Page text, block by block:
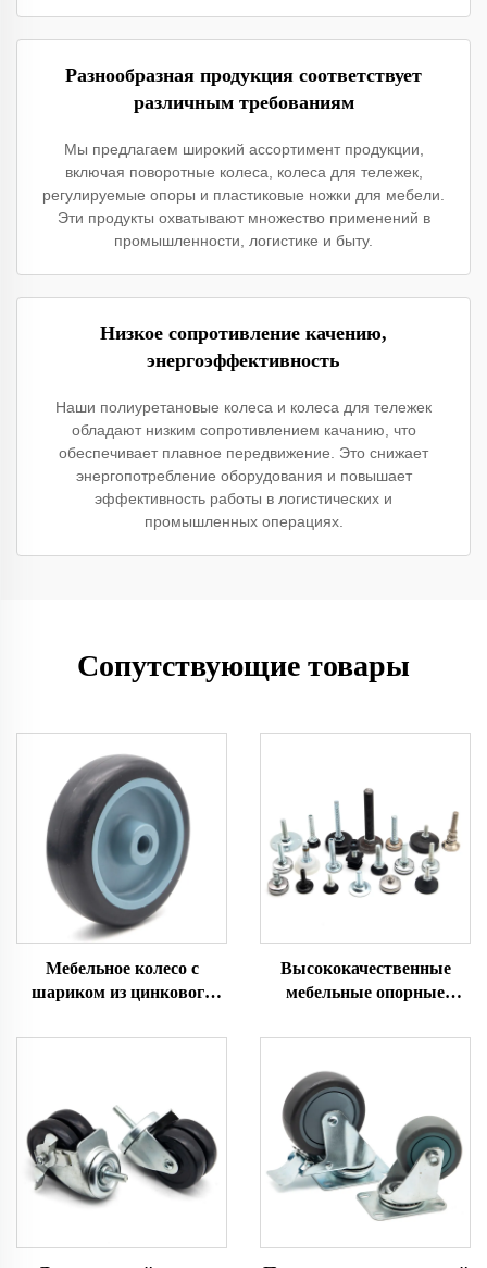
Разнообразная продукция соответствует
различным требованиям
Мы предлагаем широкий ассортимент продукции,
включая поворотные колеса, колеса для тележек,
регулируемые опоры и пластиковые ножки для мебели.
Эти продукты охватывают множество применений в
промышленности, логистике и быту.
Низкое сопротивление качению,
энергоэффективность
Наши полиуретановые колеса и колеса для тележек
обладают низким сопротивлением качанию, что
обеспечивает плавное передвижение. Это снижает
энергопотребление оборудования и повышает
эффективность работы в логистических и
промышленных операциях.
Сопутствующие товары
Мебельное колесо с
шариком из цинкового
Высококачественные
мебельные опорные